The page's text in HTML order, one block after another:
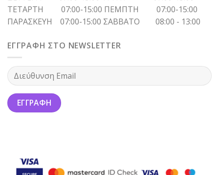
ΤΕΤΑΡΤΗ 07:00-15:00 ΠΕΜΠΤΗ 07:00-15:00
ΠΑΡΑΣΚΕΥΗ 07:00-15:00 ΣΑΒΒΑΤΟ 08:00 - 13:00
ΕΓΓΡΑΦΗ ΣΤΟ NEWSLETTER